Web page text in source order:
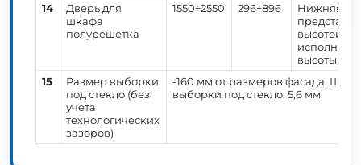
14
Дверь для
шкафа
полурешетка
1550÷2550 296÷896
Нижняя
высотой,
высоты
15
Размер выборки
под стекло (без
учета
технологических
зазоров)
-160 мм от размеров фасада.
выборки под стекло: 5,6 мм.